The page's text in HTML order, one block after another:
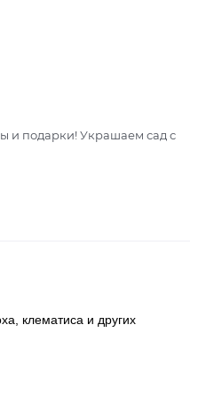
и подарки! Украшаем сад с
клематиса и других